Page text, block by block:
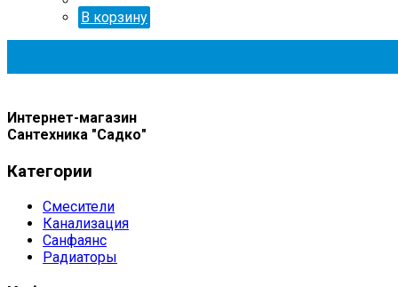
В корзину
Интернет-магазин
Сантехника "Садко"
Категории
Смесители
Канализация
Санфаянс
Радиаторы